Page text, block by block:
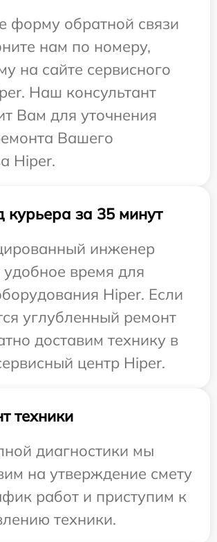
форму обратной связи
нам по номеру,
на сайте сервисного
Наш консультант
Вам для уточнения
Вашего
Hiper.
курьера за 35 минут
инженер
удобное время для
Hiper. Если
углубленный ремонт
доставим технику в
центр Hiper.
техники
диагностики мы
на утверждение смету
работ и приступим к
техники.